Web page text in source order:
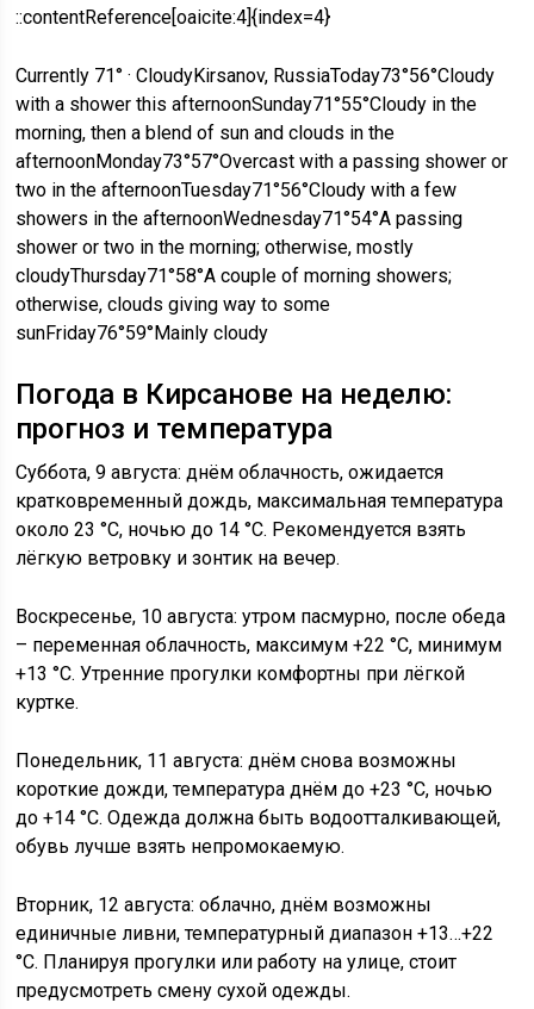
::contentReference[oaicite:4]{index=4}
Currently 71° · CloudyKirsanov, RussiaToday73°56°Cloudy
with a shower this afternoonSunday71°55°Cloudy in the
morning, then a blend of sun and clouds in the
afternoonMonday73°57°Overcast with a passing shower or
two in the afternoonTuesday71°56°Cloudy with a few
showers in the afternoonWednesday71°54°A passing
shower or two in the morning; otherwise, mostly
cloudyThursday71°58°A couple of morning showers;
otherwise, clouds giving way to some
sunFriday76°59°Mainly cloudy
Погода в Кирсанове на неделю:
прогноз и температура
Суббота, 9 августа: днём облачность, ожидается
кратковременный дождь, максимальная температура
около 23 °C, ночью до 14 °C. Рекомендуется взять
лёгкую ветровку и зонтик на вечер.
Воскресенье, 10 августа: утром пасмурно, после обеда
– переменная облачность, максимум +22 °C, минимум
+13 °C. Утренние прогулки комфортны при лёгкой
куртке.
Понедельник, 11 августа: днём снова возможны
короткие дожди, температура днём до +23 °C, ночью
до +14 °C. Одежда должна быть водоотталкивающей,
обувь лучше взять непромокаемую.
Вторник, 12 августа: облачно, днём возможны
единичные ливни, температурный диапазон +13…+22
°C. Планируя прогулки или работу на улице, стоит
предусмотреть смену сухой одежды.